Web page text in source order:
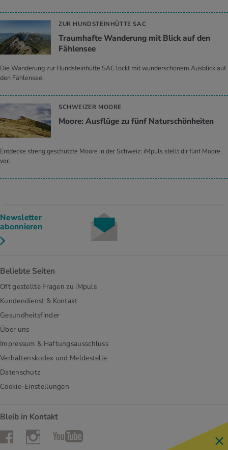
ZUR HUNDSTEINHÜTTE SAC
Traumhafte Wanderung mit Blick auf den
Fählensee
Die Wanderung zur Hundsteinhütte SAC lockt mit wunderschönem Ausblick auf
den Fählensee.
SCHWEIZER MOORE
Moore: Ausflüge zu fünf Naturschönheiten
Entdecke streng geschützte Moore in der Schweiz: iMpuls stellt dir fünf Moore
vor.
Newsletter
abonnieren
Beliebte Seiten
Oft gestellte Fragen zu iMpuls
Kundendienst & Kontakt
Gesundheitsfinder
Über uns
Impressum & Haftungsausschluss
Verhaltenskodex und Meldestelle
Datenschutz
Cookie-Einstellungen
Bleib in Kontakt
FacebookInstagramYouTube